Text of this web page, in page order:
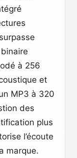
à 256
et
MP3 à 320
des
plus
l’écoute
marque.